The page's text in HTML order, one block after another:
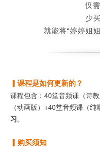
仅需
少
就能将“婷婷姐
▎课程是如何更新的？
课程包含：40堂音频课（诗
（动画版）+40堂音频课（
习。
▎购买须知